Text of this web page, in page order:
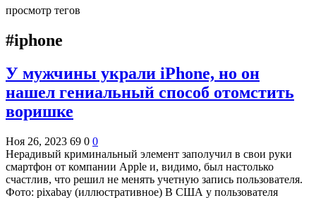
просмотр тегов
#iphone
У мужчины украли iPhone, но он
нашел гениальный способ отомстить
воришке
Ноя 26, 2023 69 0 0
Нерадивый криминальный элемент заполучил в свои руки
смартфон от компании Apple и, видимо, был настолько
счастлив, что решил не менять учетную запись пользователя.
Фото: pixabay (иллюстративное) В США у пользователя